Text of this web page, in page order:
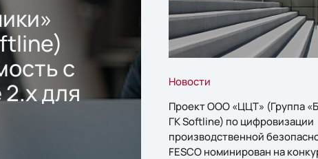
с
для
Новости
Проект ООО «ЦЦТ» (Группа
ГК Softline) по цифровизации
производственной
FESCO номинирован на